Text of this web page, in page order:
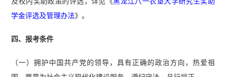
学金评选及管理办法》。
四、报考条件
（一）拥护中国共产党的领导，具有正确的政治方向，热爱祖